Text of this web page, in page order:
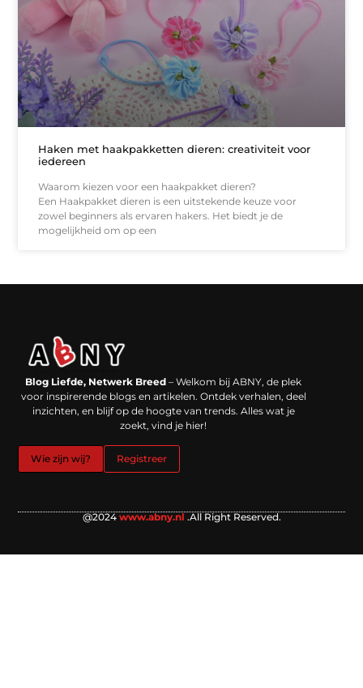
Haken met haakpakketten dieren: creativiteit voor
iedereen
Waarom kiezen voor een haakpakket dieren?
Een Haakpakket dieren is een uitstekende keuze voor
zowel beginners als ervaren hakers. Het biedt je de
mogelijkheid om op een
Blog Liefde, Netwerk Breed – Welkom bij ABNY, de plek
voor inspirerende blogs en artikelen. Ontdek verhalen, deel
inzichten, en blijf op de hoogte van trends. Alles wat je
zoekt, vind je hier!
Wie zijn wij? Registreer
@2024 www.abny.nl .All Right Reserved.